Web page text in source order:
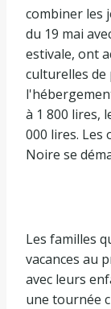
combiner les
du 19 mai
estivale, ont
culturelles de
à 1 800 lires,
000 lires. Les
Noire se
Les familles
vacances au
avec leurs
une tournée